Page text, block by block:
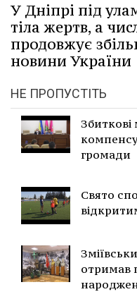
У Дніпрі під
тіла жертв, а
продовжує
новини України
НЕ ПРОПУСТІТЬ
громади
Свято
отримав